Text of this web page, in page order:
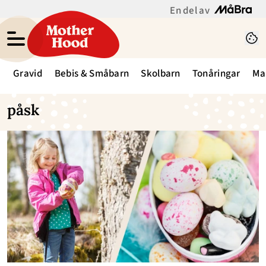
En del av
Gravid Bebis & Småbarn Skolbarn Tonåringar
påsk